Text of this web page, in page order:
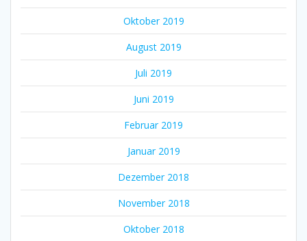
Oktober 2019
August 2019
Juli 2019
Juni 2019
Februar 2019
Januar 2019
Dezember 2018
November 2018
Oktober 2018